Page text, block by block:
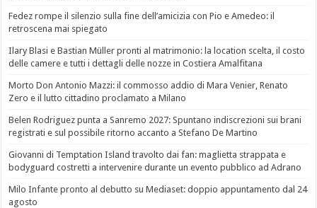
Fedez rompe il silenzio sulla fine dell’amicizia con Pio e Amedeo: il
retroscena mai spiegato
Ilary Blasi e Bastian Müller pronti al matrimonio: la location scelta, il costo
delle camere e tutti i dettagli delle nozze in Costiera Amalfitana
Morto Don Antonio Mazzi: il commosso addio di Mara Venier, Renato
Zero e il lutto cittadino proclamato a Milano
Belen Rodriguez punta a Sanremo 2027: Spuntano indiscrezioni sui brani
registrati e sul possibile ritorno accanto a Stefano De Martino
Giovanni di Temptation Island travolto dai fan: maglietta strappata e
bodyguard costretti a intervenire durante un evento pubblico ad Adrano
Milo Infante pronto al debutto su Mediaset: doppio appuntamento dal 24
agosto